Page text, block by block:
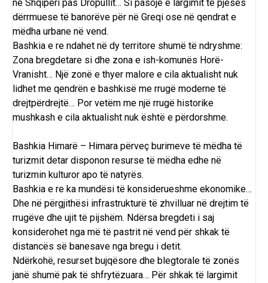
në Shqipëri pas Dropullit… Si pasojë e largimit të pjesës
dërrmuese të banorëve për në Greqi ose në qendrat e
mëdha urbane në vend.
Bashkia e re ndahet në dy territore shumë të ndryshme:
Zona bregdetare si dhe zona e ish-komunës Horë-
Vranisht… Një zonë e thyer malore e cila aktualisht nuk
lidhet me qendrën e bashkisë me rrugë moderne të
drejtpërdrejtë… Por vetëm me një rrugë historike
mushkash e cila aktualisht nuk është e përdorshme.
Bashkia Himarë – Himara përveç burimeve të mëdha të
turizmit detar disponon resurse të mëdha edhe në
turizmin kulturor apo të natyrës.
Bashkia e re ka mundësi të konsiderueshme ekonomike…
Dhe në përgjithësi infrastrukturë të zhvilluar në drejtim të
rrugëve dhe ujit të pijshëm. Ndërsa bregdeti i saj
konsiderohet nga më të pastrit në vend për shkak të
distancës së banesave nga bregu i detit.
Ndërkohë, resurset bujqësore dhe blegtorale të zonës
janë shumë pak të shfrytëzuara… Për shkak të largimit